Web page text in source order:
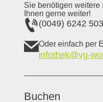
Sie benötigen weitere
Ihnen gerne weiter!
(0049) 6242
Oder einfach per
infothek@vg-
Buchen